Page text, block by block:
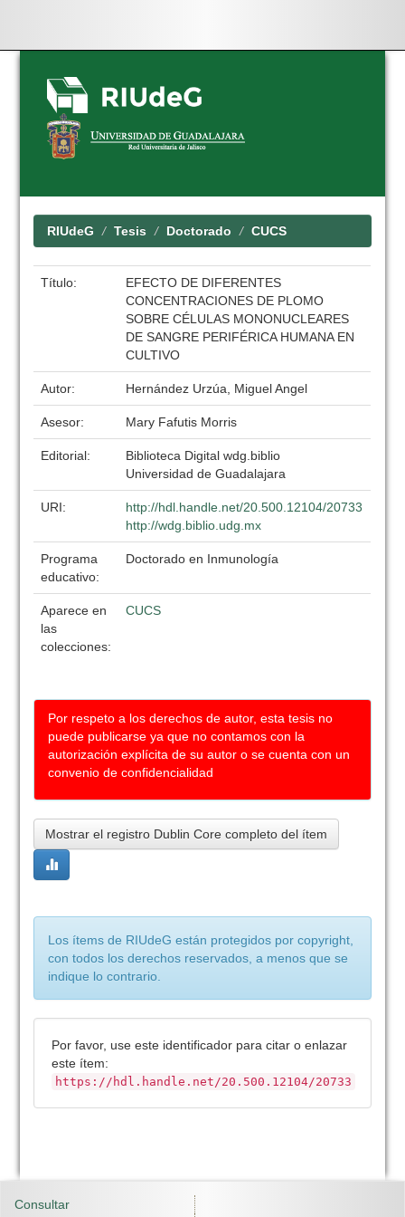
Skip
navigation
RIUdeG Tesis Doctorado CUCS
Título:
EFECTO DE DIFERENTES
CONCENTRACIONES DE PLOMO
SOBRE CÉLULAS MONONUCLEARES
DE SANGRE PERIFÉRICA HUMANA EN
CULTIVO
Autor: Hernández Urzúa, Miguel Angel
Asesor: Mary Fafutis Morris
Editorial:
Biblioteca Digital wdg.biblio
Universidad de Guadalajara
URI:
http://hdl.handle.net/20.500.12104/20733
http://wdg.biblio.udg.mx
Programa
educativo:
Doctorado en Inmunología
Aparece en
las
colecciones:
CUCS
Por respeto a los derechos de autor, esta tesis no
puede publicarse ya que no contamos con la
autorización explícita de su autor o se cuenta con un
convenio de confidencialidad
Mostrar el registro Dublin Core completo del ítem
Los ítems de RIUdeG están protegidos por copyright,
con todos los derechos reservados, a menos que se
indique lo contrario.
Por favor, use este identificador para citar o enlazar
este ítem:
https://hdl.handle.net/20.500.12104/20733
Consultar